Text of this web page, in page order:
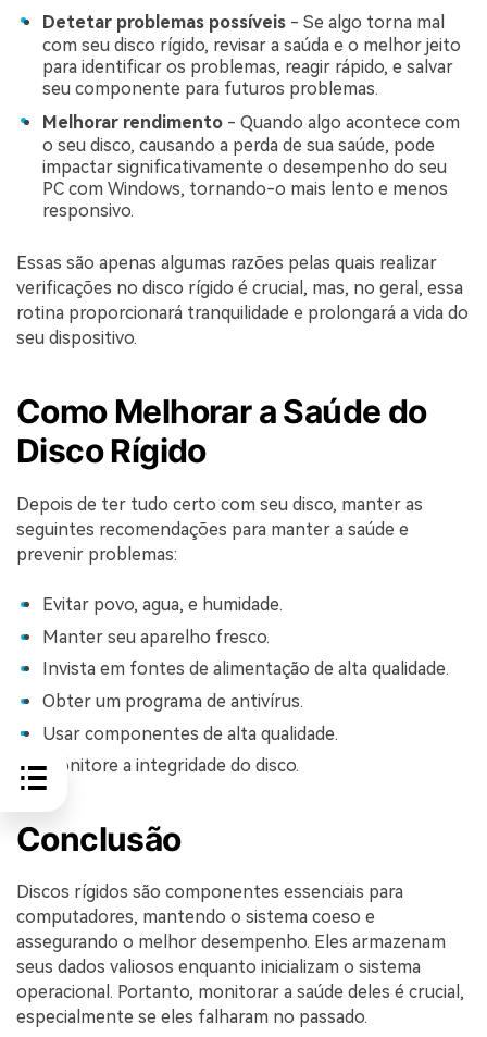
Detetar problemas possíveis - Se algo torna mal
com seu disco rígido, revisar a saúda e o melhor jeito
para identificar os problemas, reagir rápido, e salvar
seu componente para futuros problemas.
Melhorar rendimento - Quando algo acontece com
o seu disco, causando a perda de sua saúde, pode
impactar significativamente o desempenho do seu
PC com Windows, tornando-o mais lento e menos
responsivo.
Essas são apenas algumas razões pelas quais realizar
verificações no disco rígido é crucial, mas, no geral, essa
rotina proporcionará tranquilidade e prolongará a vida do
seu dispositivo.
Como Melhorar a Saúde do
Disco Rígido
Depois de ter tudo certo com seu disco, manter as
seguintes recomendações para manter a saúde e
prevenir problemas:
Evitar povo, agua, e humidade.
Manter seu aparelho fresco.
Invista em fontes de alimentação de alta qualidade.
Obter um programa de antivírus.
Usar componentes de alta qualidade.
Monitore a integridade do disco.
Conclusão
Discos rígidos são componentes essenciais para
computadores, mantendo o sistema coeso e
assegurando o melhor desempenho. Eles armazenam
seus dados valiosos enquanto inicializam o sistema
operacional. Portanto, monitorar a saúde deles é crucial,
especialmente se eles falharam no passado.